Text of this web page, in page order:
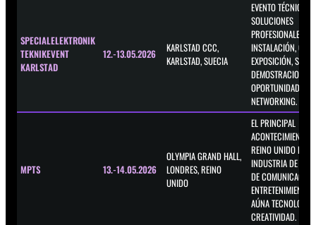
SPECIALELEKTRONIK
TEKNIKEVENT
KARLSTAD
12.-13.05.2026
KARLSTAD CCC,
KARLSTAD, SUECIA
EVENTO TÉCNICO
SOLUCIONES
PROFESIONALES
INSTALACIÓN, CON
EXPOSICIÓN,
DEMOSTRACIONES
OPORTUNIDADES
NETWORKING.
MPTS 13.-14.05.2026
OLYMPIA GRAND HALL,
LONDRES, REINO
UNIDO
EL PRINCIPAL
ACONTECIMIENTO
REINO UNIDO
INDUSTRIA DE LOS
DE
ENTRETENIMIENTO,
AÚNA TECNOLOGÍA
CREATIVIDAD.